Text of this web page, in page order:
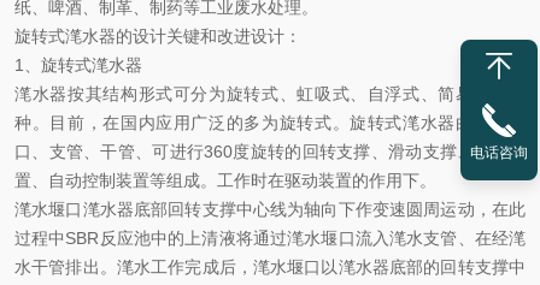
纸、啤酒、制革、制药等工业废水处理。
旋转式滗水器的设计关键和改进设计 ：
1
、旋转式滗水器
滗水器按其结构形式可分为旋转式、虹吸式、自浮式、简易式等几
种。目前，在国内应用广泛的多为旋转式。旋转式滗水器由滗水堰
口、支管、干管、可进行360度旋转的回转支撑、滑动支撑、驱动装
置、自动控制装置等组成。工作时在驱动装置的作用下。
滗水堰口滗水器底部回转支撑中心线为轴向下作变速圆周运动，在此
过程中SBR 反应池中的上清液将通过滗水堰口流入滗水支管、在经滗
水干管排出。滗水工作完成后，滗水堰口以滗水器底部的回转支撑中
电话咨询